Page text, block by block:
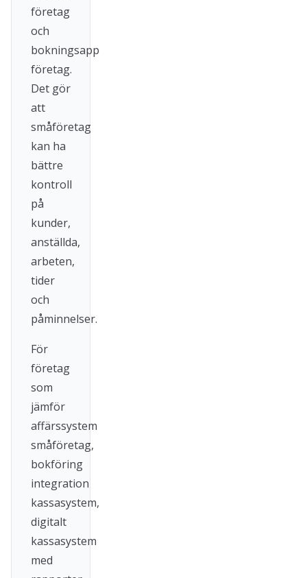
företag
och
bokningsapp
företag.
Det gör
att
småföretag
kan ha
bättre
kontroll
på
kunder,
anställda,
arbeten,
tider
och
påminnelser.
För
företag
som
jämför
affärssystem
småföretag,
bokföring
integration
kassasystem,
digitalt
kassasystem
med